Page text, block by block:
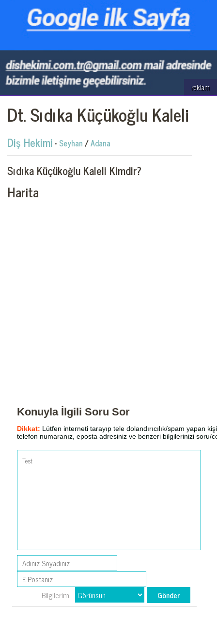
reklam
Dt. Sıdıka Küçükoğlu Kaleli
Diş Hekimi • Seyhan/Adana
Sıdıka Küçükoğlu Kaleli Kimdir?
Harita
Konuyla İlgili Soru Sor
Dikkat: Lütfen interneti tarayıp tele dolandırıcılık/spam yapan
telefon numaranız, eposta adresiniz ve benzeri bilgilerinizi soru/
Bilgilerim